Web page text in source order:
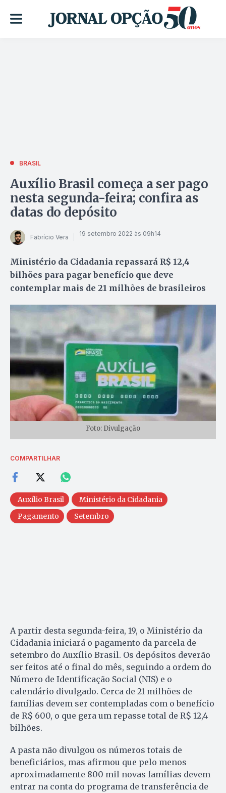
BRASIL
Auxílio Brasil começa a ser pago
nesta segunda-feira; confira as
datas do depósito
Fabrício Vera 19 setembro 2022 às 09h14
Ministério da Cidadania repassará R$ 12,4
bilhões para pagar benefício que deve
contemplar mais de 21 milhões de brasileiros
Foto: Divulgação
COMPARTILHAR
Auxílio Brasil
Ministério da Cidadania
Pagamento
Setembro
A partir desta segunda-feira, 19, o Ministério da
Cidadania iniciará o pagamento da parcela de
setembro do Auxílio Brasil. Os depósitos deverão
ser feitos até o final do mês, seguindo a ordem do
Número de Identificação Social (NIS) e o
calendário divulgado. Cerca de 21 milhões de
famílias devem ser contempladas com o benefício
de R$ 600, o que gera um repasse total de R$ 12,4
bilhões.
A pasta não divulgou os números totais de
beneficiários, mas afirmou que pelo menos
aproximadamente 800 mil novas famílias devem
entrar na conta do programa de transferência de